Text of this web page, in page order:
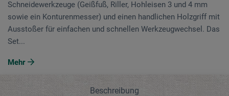
Schneidewerkzeuge (Geißfuß, Riller, Hohleisen 3 und 4 mm
sowie ein Konturenmesser) und einen handlichen Holzgriff mit
Ausstoßer für einfachen und schnellen Werkzeugwechsel. Das
Set...
Mehr
Beschreibung